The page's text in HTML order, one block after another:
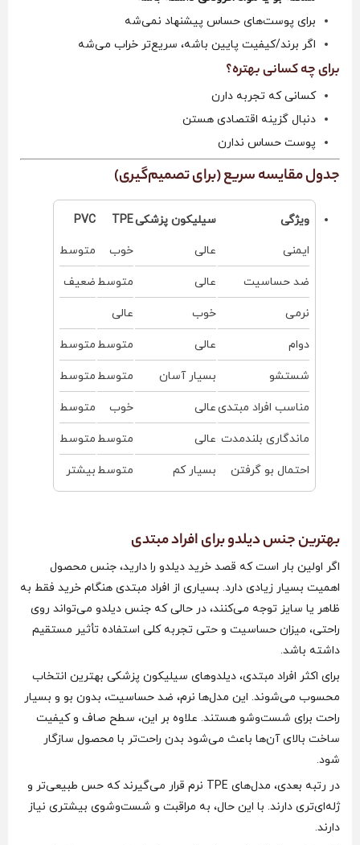
برای پوست‌های حساس پیشنهاد نمی‌شه
اگر برند/کیفیت پایین باشه، سریع‌تر خراب می‌شه
برای چه کسانی بهتره؟
کسانی که تجربه دارن
دنبال گزینه اقتصادی هستن
پوست حساس ندارن
جدول مقایسه سریع (برای تصمیم‌گیری)
ویژگی سیلیکون پزشکیTPE
PVC
ایمنی
عالی خوب متوسط
ضد حساسیت عالی متوسط ضعیف
نرمی خوب عالی
دوام عالی متوسط متوسط
شستشو بسیار آسان متوسط متوسط
مناسب افراد مبتدیعالی خوب متوسط
ماندگاری بلندمدت عالی متوسط متوسط
احتمال بو گرفتن بسیار کم متوسط بیشتر
بهترین جنس دیلدو برای افراد مبتدی
اگر اولین بار است که قصد خرید دیلدو را دارید، جنس محصول
اهمیت بسیار زیادی دارد. بسیاری از افراد مبتدی هنگام خرید فقط به
ظاهر یا سایز توجه می‌کنند، در حالی که جنس دیلدو می‌تواند روی
راحتی، میزان حساسیت و حتی تجربه کلی استفاده تأثیر مستقیم
داشته باشد.
برای اکثر افراد مبتدی، دیلدوهای سیلیکون پزشکی بهترین انتخاب
محسوب می‌شوند. این مدل‌ها نرم، ضد حساسیت، بدون بو و بسیار
راحت برای شست‌وشو هستند. علاوه بر این، سطح صاف و کیفیت
ساخت بالای آن‌ها باعث می‌شود بدن راحت‌تر با محصول سازگار
شود.
در رتبه بعدی، مدل‌های TPE نرم قرار می‌گیرند که حس طبیعی‌تر و
ژله‌ای‌تری دارند. با این حال، به مراقبت و شست‌وشوی بیشتری نیاز
دارند.